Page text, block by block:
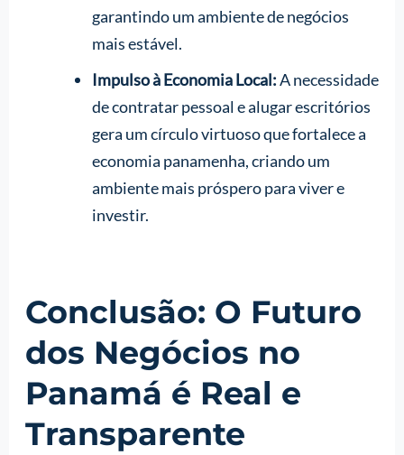
garantindo um ambiente de negócios
mais estável.
Impulso à Economia Local:A necessidade
de contratar pessoal e alugar escritórios
gera um círculo virtuoso que fortalece a
economia panamenha, criando um
ambiente mais próspero para viver e
investir.
Conclusão: O Futuro
dos Negócios no
Panamá é Real e
Transparente